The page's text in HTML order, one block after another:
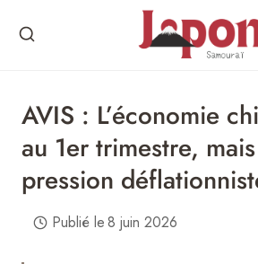
AVIS : L’économie
au 1er trimestre,
pression
Publié le8 juin 2026